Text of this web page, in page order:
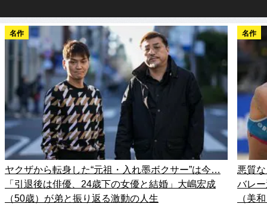
名作
ヤクザから転身した“元祖・入れ墨ボクサー”は今…
「引退後は俳優、24歳下の女優と結婚」大嶋宏成
（50歳）が弟と振り返る激動の人生
名作
悪質
バレ
（美